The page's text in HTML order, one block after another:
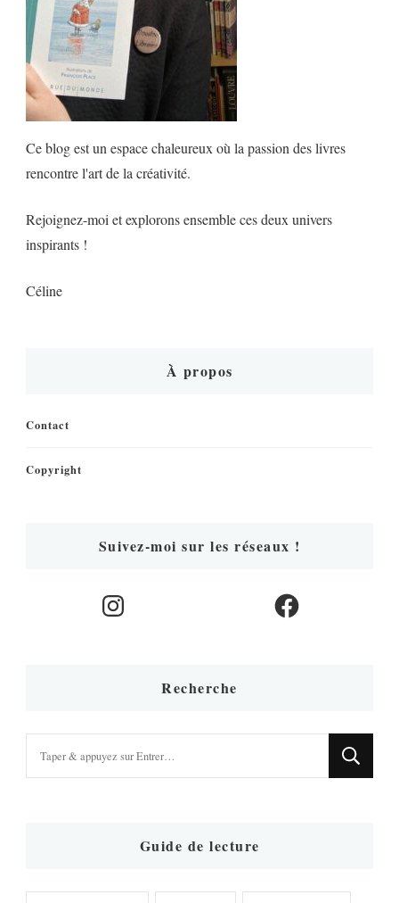
Ce blog est un espace chaleureux où la passion des livres
rencontre l'art de la créativité.
Rejoignez-moi et explorons ensemble ces deux univers
inspirants !
Céline
À propos
Contact
Copyright
Suivez-moi sur les réseaux !
Instagram Facebook
Recherche
Guide de lecture